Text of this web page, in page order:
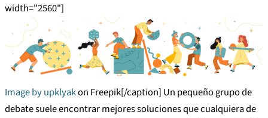
width="2560"]
Image by upklyakon Freepik[/caption] Un pequeño grupo de
debate suele encontrar mejores soluciones que cualquiera de